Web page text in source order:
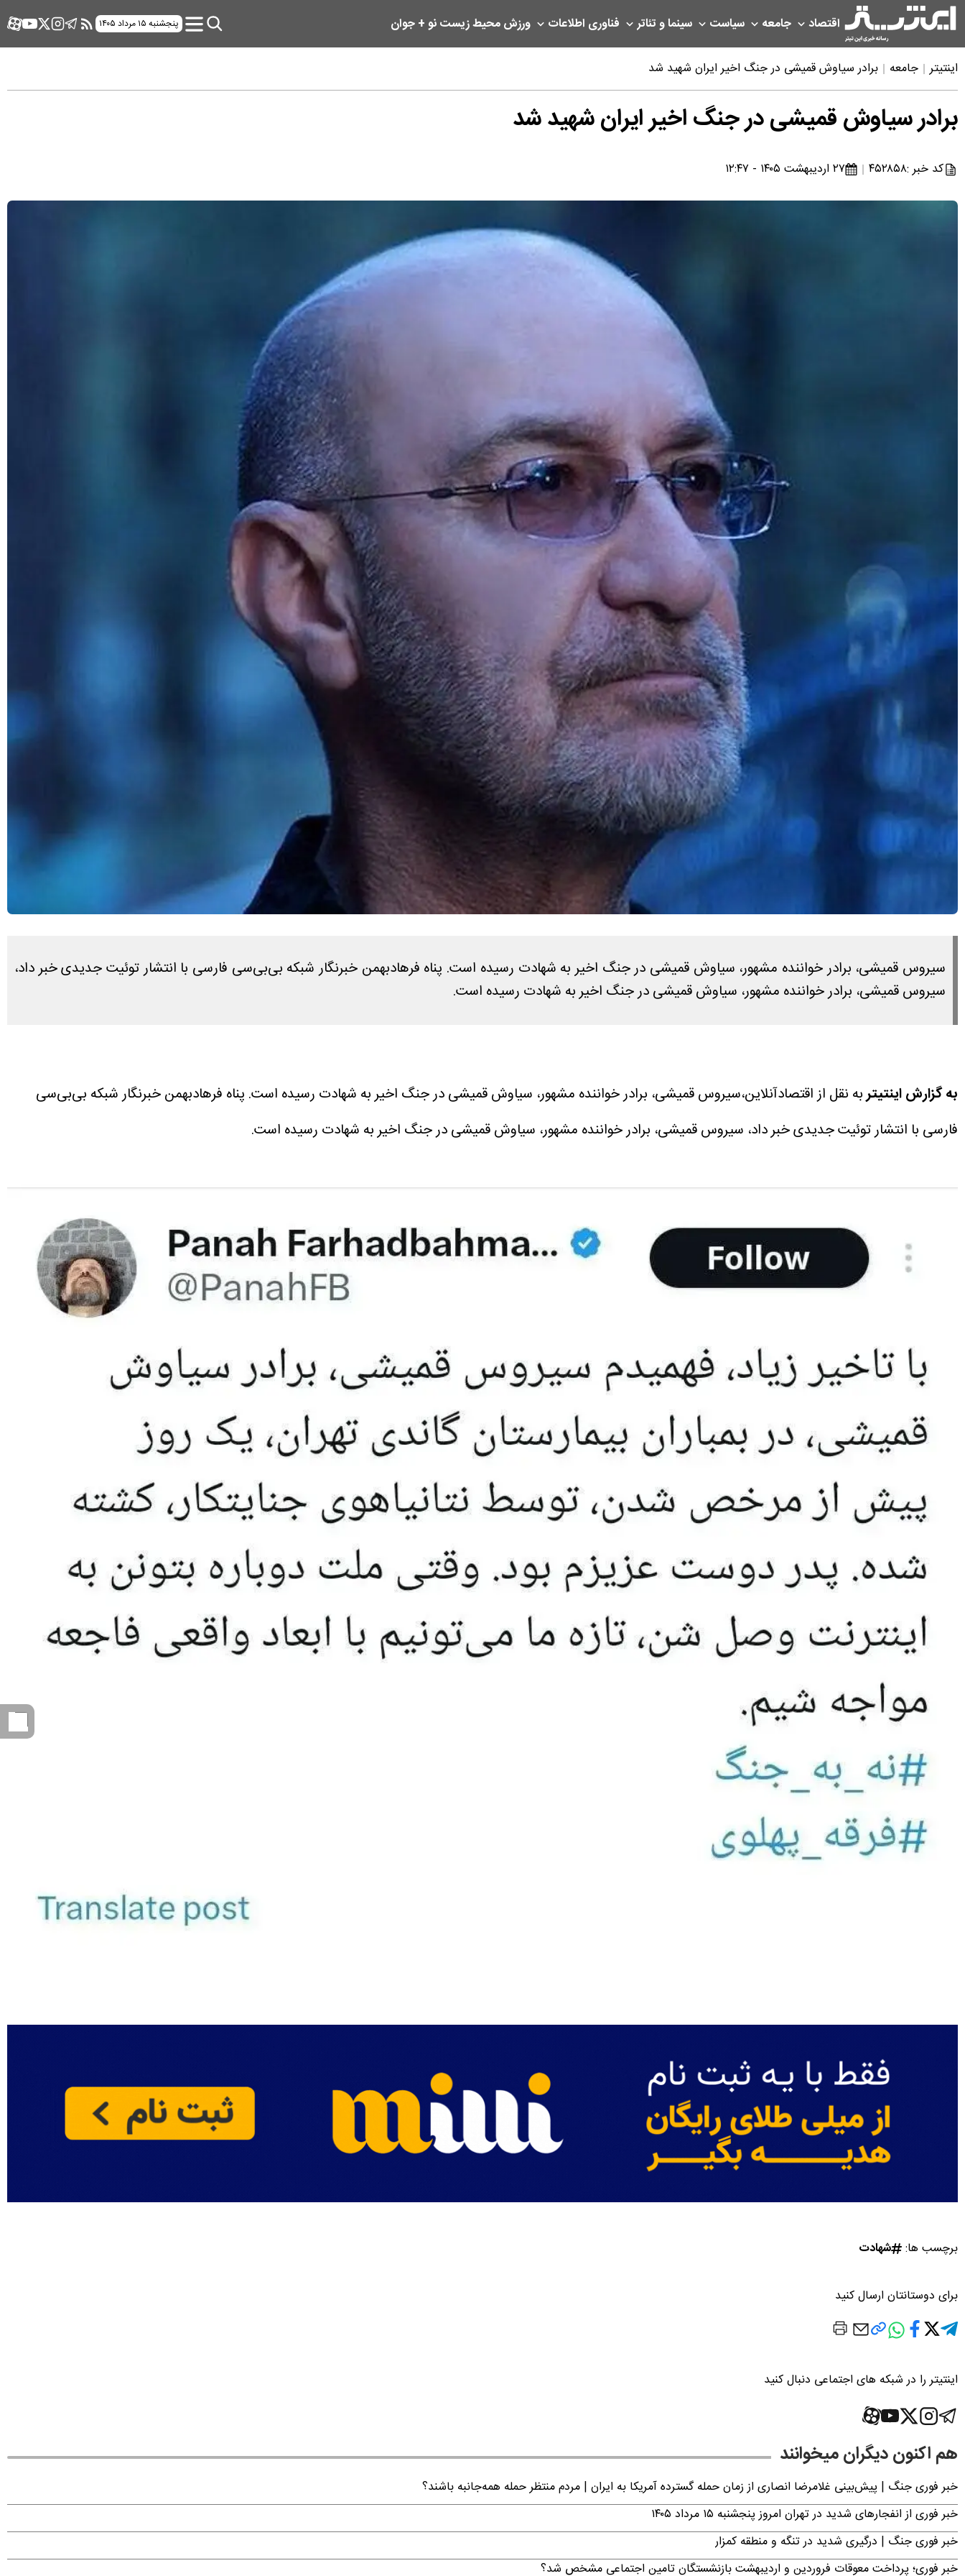
اقتصاد جامعه سیاست سینما و تئاتر فناوری اطلاعات ورزشمحیط زیستنو + جوان پنجشنبه ۱۵ مرداد ۱۴۰۵
اینتیتر جامعه برادر سیاوش قمیشی در جنگ اخیر ایران شهید شد
برادر سیاوش قمیشی در جنگ اخیر ایران شهید شد
کد خبر :۴۵۲۸۵۸ ۲۷ اردیبهشت ۱۴۰۵ - ۱۲:۴۷
سیروس قمیشی، برادر خواننده مشهور، سیاوش قمیشی در جنگ اخیر به شهادت رسیده است. پناه فرهادبهمن خبرنگار شبکه بی‌بی‌سی فارسی با انتشار توئیت جدیدی خبر داد،
سیروس قمیشی، برادر خواننده مشهور، سیاوش قمیشی در جنگ اخیر به شهادت رسیده است.
به گزارش اینتیتربه نقل از اقتصادآنلاین،‌سیروس قمیشی، برادر خواننده مشهور، سیاوش قمیشی در جنگ اخیر به شهادت رسیده است. پناه فرهادبهمن خبرنگار شبکه بی‌بی‌سی
فارسی با انتشار توئیت جدیدی خبر داد، سیروس قمیشی، برادر خواننده مشهور، سیاوش قمیشی در جنگ اخیر به شهادت رسیده است.
برچسب ها: شهادت
برای دوستانتان ارسال کنید
اینتیتر را در شبکه های اجتماعی دنبال کنید
هم اکنون دیگران میخوانند
خبر فوری جنگ | پیش‌بینی غلامرضا انصاری از زمان حمله گسترده آمریکا به ایران | مردم منتظر حمله همه‌جانبه باشند؟
خبر فوری از انفجارهای شدید در تهران امروز پنجشنبه ۱۵ مرداد ۱۴۰۵
خبر فوری جنگ | درگیری شدید در تنگه و منطقه کمزار
خبر فوری؛ پرداخت معوقات فروردین و اردیبهشت بازنشستگان تامین اجتماعی مشخص شد؟